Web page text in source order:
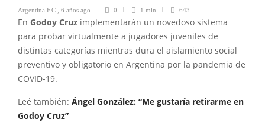
Argentina F.C. 6 años ago 0 1 min 643
En Godoy Cruz implementarán un novedoso sistema
para probar virtualmente a jugadores juveniles de
distintas categorías mientras dura el aislamiento social
preventivo y obligatorio en Argentina por la pandemia de
COVID-19.
Leé también: Ángel González: “Me gustaría retirarme en
Godoy Cruz”